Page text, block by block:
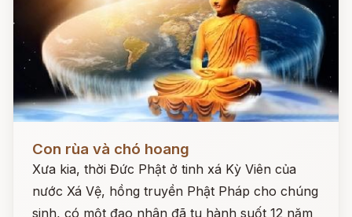
Con rùa và chó hoang
Xưa kia, thời Đức Phật ở tinh xá Kỳ Viên của
nước Xá Vệ, hồng truyền Phật Pháp cho chúng
sinh, có một đạo nhân đã tu hành suốt 12 năm